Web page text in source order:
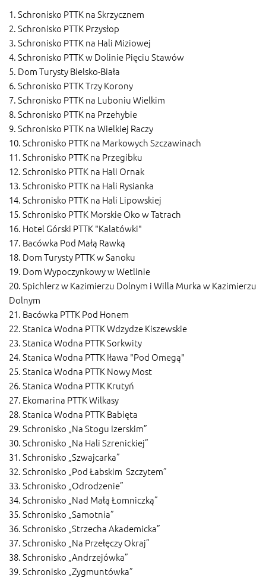
1. Schronisko PTTK na Skrzycznem
2. Schronisko PTTK Przysłop
3. Schronisko PTTK na Hali Miziowej
4. Schronisko PTTK w Dolinie Pięciu Stawów
5. Dom Turysty Bielsko-Biała
6. Schronisko PTTK Trzy Korony
7. Schronisko PTTK na Luboniu Wielkim
8. Schronisko PTTK na Przehybie
9. Schronisko PTTK na Wielkiej Raczy
10. Schronisko PTTK na Markowych Szczawinach
11. Schronisko PTTK na Przegibku
12. Schronisko PTTK na Hali Ornak
13. Schronisko PTTK na Hali Rysianka
14. Schronisko PTTK na Hali Lipowskiej
15. Schronisko PTTK Morskie Oko w Tatrach
16. Hotel Górski PTTK "Kalatówki"
17. Bacówka Pod Małą Rawką
18. Dom Turysty PTTK w Sanoku
19. Dom Wypoczynkowy w Wetlinie
20. Spichlerz w Kazimierzu Dolnym i Willa Murka w Kazimierzu
Dolnym
21. Bacówka PTTK Pod Honem
22. Stanica Wodna PTTK Wdzydze Kiszewskie
23. Stanica Wodna PTTK Sorkwity
24. Stanica Wodna PTTK Iława "Pod Omegą"
25. Stanica Wodna PTTK Nowy Most
26. Stanica Wodna PTTK Krutyń
27. Ekomarina PTTK Wilkasy
28. Stanica Wodna PTTK Babięta
29. Schronisko „Na Stogu Izerskim”
30. Schronisko „Na Hali Szrenickiej”
31. Schronisko „Szwajcarka”
32. Schronisko „Pod Łabskim Szczytem”
33. Schronisko „Odrodzenie”
34. Schronisko „Nad Małą Łomniczką”
35. Schronisko „Samotnia”
36. Schronisko „Strzecha Akademicka”
37. Schronisko „Na Przełęczy Okraj”
38. Schronisko „Andrzejówka”
39. Schronisko „Zygmuntówka”